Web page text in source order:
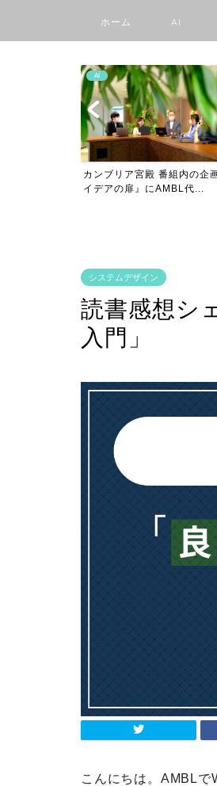
ホーム AI
AI
「G検定受験教室」を開催!
施策事務局の活動紹介...
システムデザイン
読書感想シ
入門」
こんにちは。AMBLで